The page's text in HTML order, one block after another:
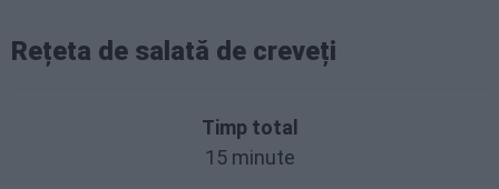
Rețeta de salată de creveți
Timp total
15 minute